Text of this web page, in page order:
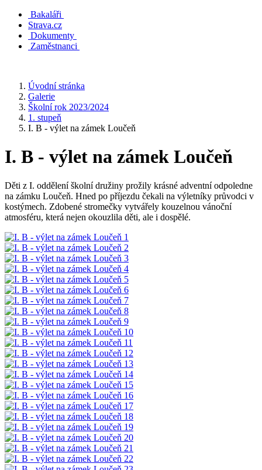
Bakaláři
Strava.cz
Dokumenty
Zaměstnanci
Úvodní stránka
Galerie
Školní rok 2023/2024
1. stupeň
I. B - výlet na zámek Loučeň
I. B - výlet na zámek Loučeň
Děti z I. oddělení školní družiny prožily krásné adventní odpoledne
na zámku Loučeň. Hned po příjezdu čekali na výletníky průvodci v
kostýmech. Zdobené stromečky vytvářely kouzelnou vánoční
atmosféru, která nejen okouzlila děti, ale i dospělé.